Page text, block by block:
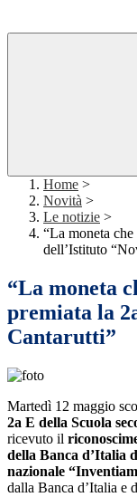
Home >
Novità >
Le notizie >
“La moneta
dell’Istituto
“La moneta
premiata la
Cantarutti”
Martedì 12 maggio
2a E della Scuola
ricevuto il
della Banca d’Italia
nazionale
dalla Banca d’Italia e